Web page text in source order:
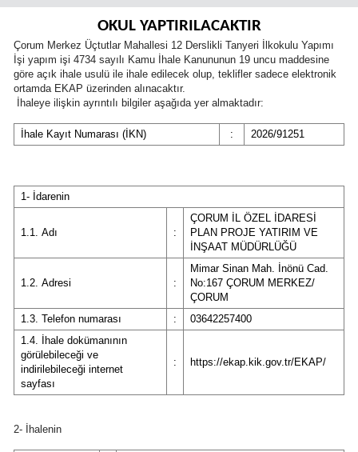
Artvin
Aydın
Balıkesir
Bilecik
Bingöl
Bolu
Burdur
Bursa
Çanakkale
Çorum
OKUL YAPTIRILACAKTIR
Çorum Merkez Üçtutlar Mahallesi 12 Derslikli Tanyeri İlkokulu Yapımı
İşi yapım işi 4734 sayılı Kamu İhale Kanununun 19 uncu maddesine
göre açık ihale usulü ile ihale edilecek olup, teklifler sadece elektronik
ortamda EKAP üzerinden alınacaktır.
İhaleye ilişkin ayrıntılı bilgiler aşağıda yer almaktadır:
İhale Kayıt Numarası (İKN) : 2026/91251
1- İdarenin
1.1. Adı :
ÇORUM İL ÖZEL İDARESİ
PLAN PROJE YATIRIM VE
İNŞAAT MÜDÜRLÜĞÜ
1.2. Adresi :
Mimar Sinan Mah. İnönü Cad.
No:167 ÇORUM MERKEZ/
ÇORUM
1.3. Telefon numarası
:
03642257400
1.4. İhale dokümanının
görülebileceği ve
indirilebileceği internet
sayfası
: https://ekap.kik.gov.tr/EKAP/
2- İhalenin